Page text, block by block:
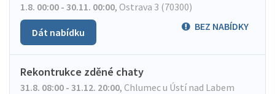
1.8. 00:00 - 30.11. 00:00, Ostrava 3 (70300)
BEZ NABÍDKY
Dát nabídku
Rekontrukce zděné chaty
31.8. 08:00 - 31.12. 20:00, Chlumec u Ústí nad Labem